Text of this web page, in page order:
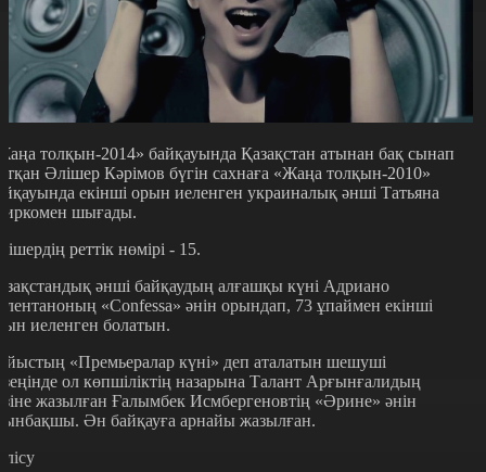
толқын-2014» байқауында Қазақстан атынан бақ сынап
Әлішер Кәрімов бүгін сахнаға «Жаңа толқын-2010»
екінші орын иеленген украиналық әнші Татьяна
шығады.
реттік нөмірі - 15.
әнші байқаудың алғашқы күні Адриано
«Confessa» әнін орындап, 73 ұпаймен екінші
иеленген болатын.
«Премьералар күні» деп аталатын шешуші
ол көпшіліктің назарына Талант Арғынғалидың
жазылған Ғалымбек Исмбергеновтің «Әрине» әнін
Ән байқауға арнайы жазылған.